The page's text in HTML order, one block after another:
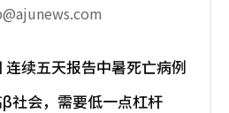
续五天报告中暑死亡病例
β社会，需要低一点杠杆